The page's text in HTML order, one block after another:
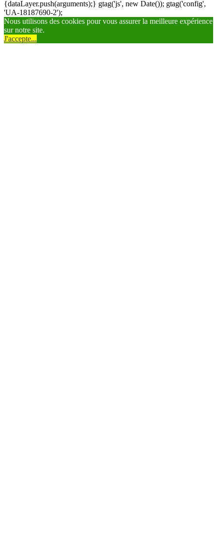
{dataLayer.push(arguments);} gtag('js', new Date()); gtag('config',
'UA-18187690-2');
Nous utilisons des cookies pour vous assurer la meilleure expérience
sur notre site.
J'accepte...